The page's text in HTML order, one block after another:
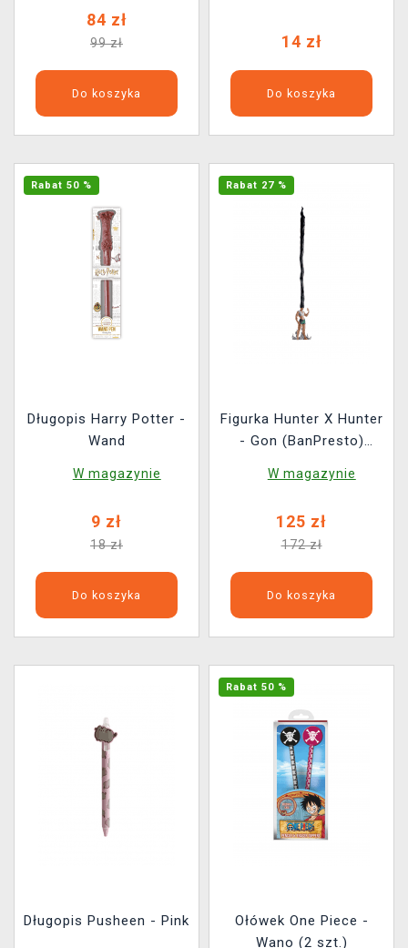
84 zł
99 zł
Do koszyka
14 zł
Do koszyka
Rabat 50 %
Długopis Harry Potter -
Wand
W magazynie
9 zł
18 zł
Do koszyka
Rabat 27 %
Figurka Hunter X Hunter
- Gon (BanPresto)
W magazynie
125 zł
172 zł
Do koszyka
Długopis Pusheen - Pink
Rabat 50 %
Ołówek One Piece -
Wano (2 szt.)